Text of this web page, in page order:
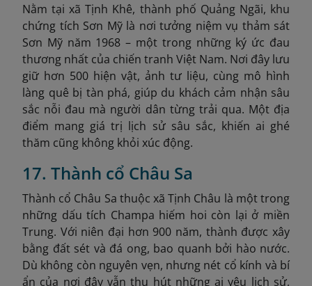
Nằm tại xã Tịnh Khê, thành phố Quảng Ngãi, khu
chứng tích Sơn Mỹ là nơi tưởng niệm vụ thảm sát
Sơn Mỹ năm 1968 – một trong những ký ức đau
thương nhất của chiến tranh Việt Nam. Nơi đây lưu
giữ hơn 500 hiện vật, ảnh tư liệu, cùng mô hình
làng quê bị tàn phá, giúp du khách cảm nhận sâu
sắc nỗi đau mà người dân từng trải qua. Một địa
điểm mang giá trị lịch sử sâu sắc, khiến ai ghé
thăm cũng không khỏi xúc động.
17. Thành cổ Châu Sa
Thành cổ Châu Sa thuộc xã Tịnh Châu là một trong
những dấu tích Champa hiếm hoi còn lại ở miền
Trung. Với niên đại hơn 900 năm, thành được xây
bằng đất sét và đá ong, bao quanh bởi hào nước.
Dù không còn nguyên vẹn, nhưng nét cổ kính và bí
ẩn của nơi đây vẫn thu hút những ai yêu lịch sử,